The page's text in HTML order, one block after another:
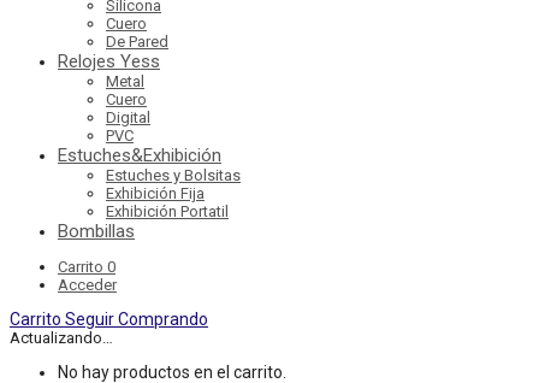
Silicona
Cuero
De Pared
Relojes Yess
Metal
Cuero
Digital
PVC
Estuches&Exhibición
Estuches y Bolsitas
Exhibición Fija
Exhibición Portatil
Bombillas
Carrito 0
Acceder
Carrito Seguir Comprando
Actualizando…
No hay productos en el carrito.